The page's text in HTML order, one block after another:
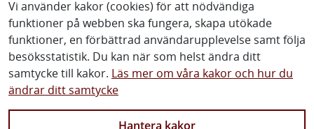
Vi använder kakor (cookies) för att nödvändiga
funktioner på webben ska fungera, skapa utökade
funktioner, en förbättrad användarupplevelse samt följa
besöksstatistik. Du kan när som helst ändra ditt
samtycke till kakor. Läs mer om våra kakor och hur du
ändrar ditt samtycke
Hantera kakor
Följ oss
Facebook Youtube